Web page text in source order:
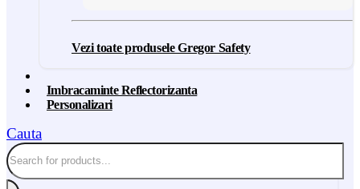
Vezi toate produsele Gregor Safety
Imbracaminte Reflectorizanta
Personalizari
Cauta